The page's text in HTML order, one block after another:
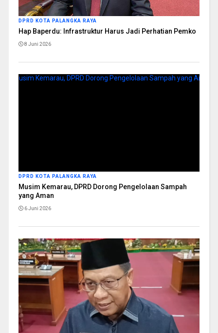
DPRD KOTA PALANGKA RAYA
Hap Baperdu: Infrastruktur Harus Jadi Perhatian Pemko
8 Juni 2026
DPRD KOTA PALANGKA RAYA
Musim Kemarau, DPRD Dorong Pengelolaan Sampah
yang Aman
6 Juni 2026